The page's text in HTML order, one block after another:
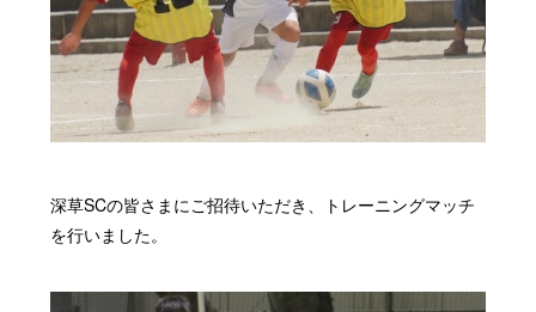
深草SCの皆さまにご招待いただき、トレーニングマッチ
を行いました。